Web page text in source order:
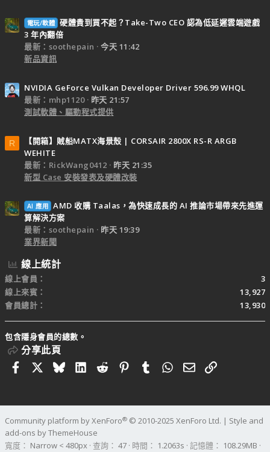
電玩/軟體 硬體貴到買不起？Take-Two CEO 認為低延遲雲端遊戲
3 年內翻倍
最新：soothepain
今天 11:42
新品資訊
NVIDIA GeForce Vulkan Developer Driver 596.99 WHQL
最新：mhp1120
昨天 21:57
測試軟體、驅動程式提供
R
【開箱】賊船MATX海景殼 | CORSAIR 2800X RS-R ARGB
WEHITE
最新：RickWang0412
昨天 21:35
新型 Case 安裝發表及硬體改裝
AI 應用 AMD 收購 Taalas，為快速成長的 AI 推論市場帶來先進運
算解決方案
最新：soothepain
昨天 19:39
業界新聞
線上統計
線上會員
3
線上來賓
13,927
會員總計
13,930
包含隱身會員的總數。
分享此頁
FacebookBlueskyLinkedIn
RedditPinterestTumblrWhatsApp
電子郵件
連結
Community platform by XenForo® © 2010-2025 XenForo Ltd. | Style and
add-ons by ThemeHouse
寬度
查詢 47 時間 1.2063s 記憶體 108.29MB